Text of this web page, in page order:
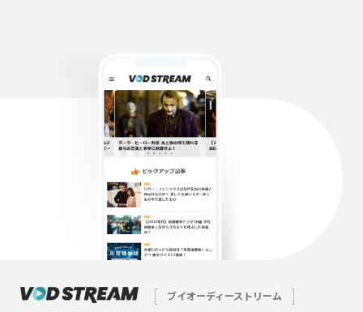
ブイオーディーストリーム